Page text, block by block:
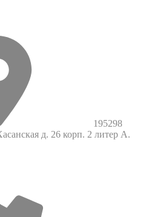
195298
д. 26 корп. 2 литер А.